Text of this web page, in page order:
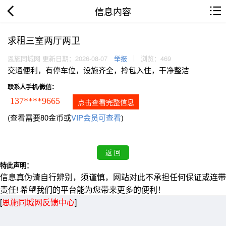
信息内容
求租三室两厅两卫
恩施同城网 更新日期：2026-08-07 举报 浏览：469
交通便利，有停车位，设施齐全，拎包入住，干净整洁
联系人手机/微信：
137****9665 点击查看完整信息
(查看需要80金币或VIP会员可查看)
特此声明：
信息真伪请自行辨别，须谨慎，网站对此不承担任何保证或连带
责任! 希望我们的平台能为您带来更多的便利！
[恩施同城网反馈中心]